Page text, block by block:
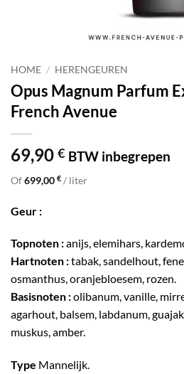
HOME / HERENGEUREN
Opus Magnum Parfum
French Avenue
69,90 € BTW inbegrepen
Of699,00 € / liter
Geur :
Topnoten :anijs, elemihars,
Hartnoten :tabak, sandelhout,
osmanthus, oranjebloesem, rozen.
Basisnoten :olibanum, vanille,
agarhout, balsem, labdanum,
muskus, amber.
Type Mannelijk.